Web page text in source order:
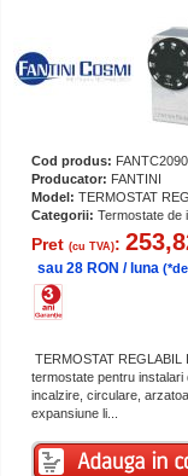
Cod produs: FANTC2090
Producator: FANTINI
Model: TERMOSTAT
Categorii: Termostate de
Pret (cu TVA):
sau 28 RON / luna
TERMOSTAT REGLABIL
termostate pentru
incalzire, circulare,
expansiune li...